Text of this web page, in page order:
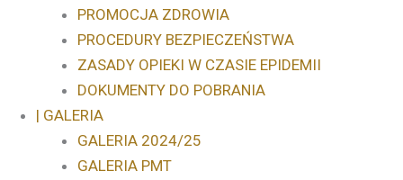
PROMOCJA ZDROWIA
PROCEDURY BEZPIECZEŃSTWA
ZASADY OPIEKI W CZASIE EPIDEMII
DOKUMENTY DO POBRANIA
| GALERIA
GALERIA 2024/25
GALERIA PMT